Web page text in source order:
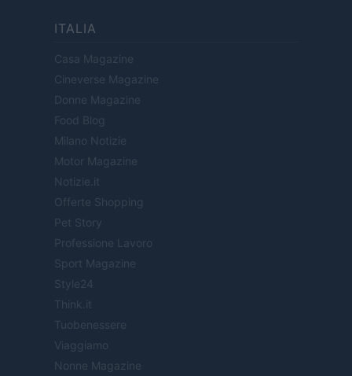
ITALIA
Casa Magazine
Cineverse Magazine
Donne Magazine
Food Blog
Milano Notizie
Motor Magazine
Notizie.it
Offerte Shopping
Pet Story
Professione Lavoro
Sport Magazine
Style24
Think.it
Tuobenessere
Viaggiamo
Nonne Magazine